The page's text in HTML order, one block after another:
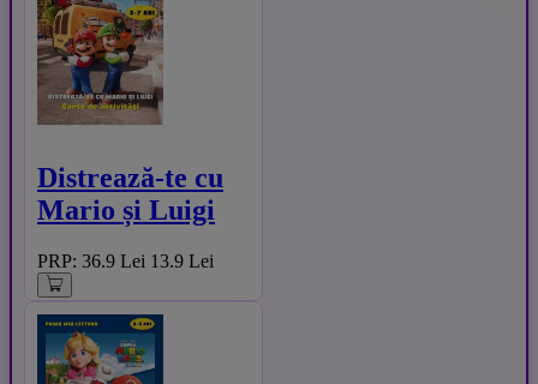
Distrează-te cu
Mario și Luigi
PRP: 36.9 Lei 13.9 Lei